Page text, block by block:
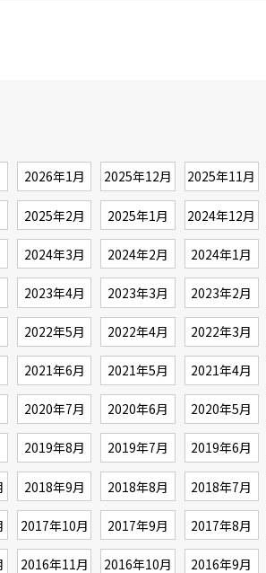
2026年1月 2025年12月 2025年11月
2025年2月 2025年1月 2024年12月
2024年3月 2024年2月 2024年1月
2023年4月 2023年3月 2023年2月
2022年5月 2022年4月 2022年3月
2021年6月 2021年5月 2021年4月
2020年7月 2020年6月 2020年5月
2019年8月 2019年7月 2019年6月
2018年9月 2018年8月 2018年7月
2017年10月 2017年9月 2017年8月
2016年11月 2016年10月 2016年9月